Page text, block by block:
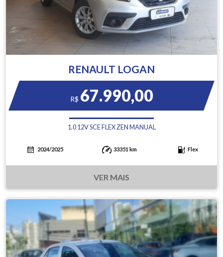
RENAULT LOGAN
R$ 67.990,00
1.0 12V SCE FLEX ZEN MANUAL
2024/2025 33351 km Flex
VER MAIS